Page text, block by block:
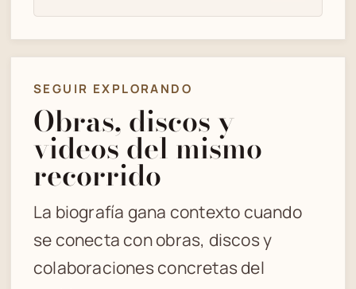
SEGUIR EXPLORANDO
Obras, discos y
videos del mismo
recorrido
La biografía gana contexto cuando
se conecta con obras, discos y
colaboraciones concretas del